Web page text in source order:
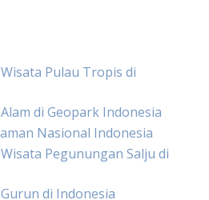
Pulau Tropis di
di Geopark Indonesia
Nasional Indonesia
Pegunungan Salju di
di Indonesia